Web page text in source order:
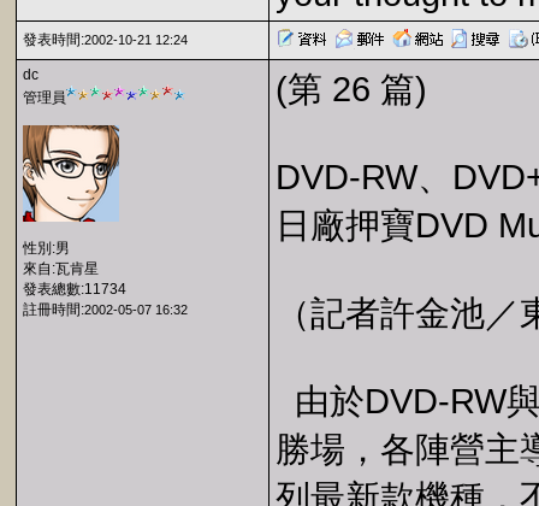
發表時間:2002-10-21 12:24
dc
管理員
性別:男
來自:瓦肯星
發表總數:11734
註冊時間:2002-05-07 16:32
(第 26 篇)
DVD-RW、
日廠押寶DVD
（記者許金池
由於DVD-RW
勝場，各陣營主
列最新款機種，